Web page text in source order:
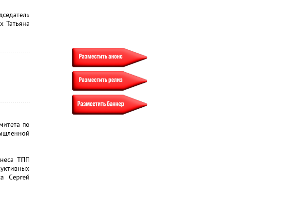
Татьяна
по
ТПП
Сергей